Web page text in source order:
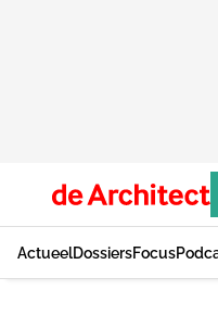
ActueelDossiersFocus